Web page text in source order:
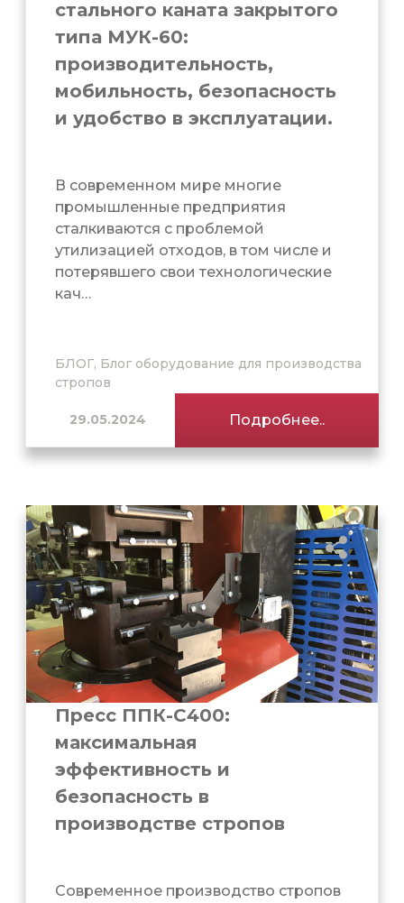
стального каната закрытого
типа МУК-60:
производительность,
мобильность, безопасность
и удобство в эксплуатации.
В современном мире многие
промышленные предприятия
сталкиваются с проблемой
утилизацией отходов, в том числе и
потерявшего свои технологические
кач…
БЛОГ, Блог оборудование для производства
стропов
29.05.2024 Подробнее..
Пресс ППК-С400:
максимальная
эффективность и
безопасность в
производстве стропов
Современное производство стропов